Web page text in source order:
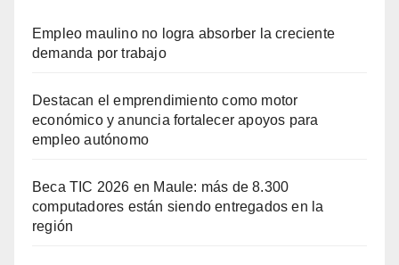
Empleo maulino no logra absorber la creciente
demanda por trabajo
Destacan el emprendimiento como motor
económico y anuncia fortalecer apoyos para
empleo autónomo
Beca TIC 2026 en Maule: más de 8.300
computadores están siendo entregados en la
región